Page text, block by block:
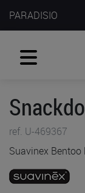
PARADISIO
ref. U-469367
Suavinex